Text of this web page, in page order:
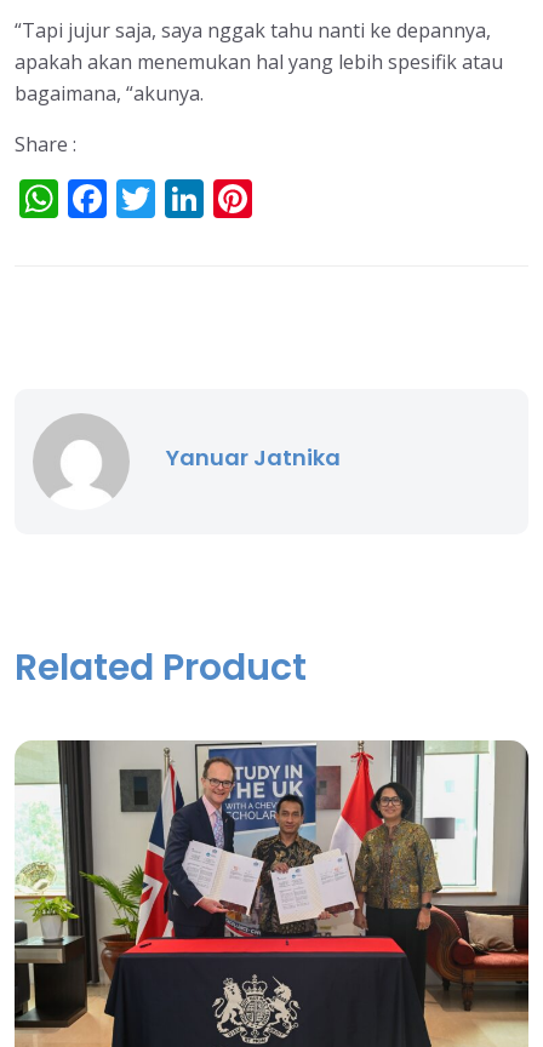
“Tapi jujur saja, saya nggak tahu nanti ke depannya,
apakah akan menemukan hal yang lebih spesifik atau
bagaimana, “akunya.
Share :
W
p
F
k
T Li
Yanuar Jatnika
Related Product